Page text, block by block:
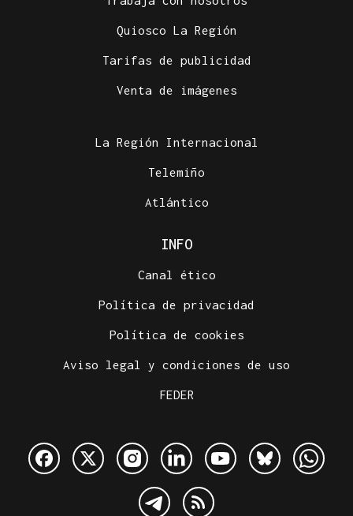
Quiosco La Región
Tarifas de publicidad
Venta de imágenes
La Región Internacional
Telemiño
Atlántico
INFO
Canal ético
Política de privacidad
Política de cookies
Aviso legal y condiciones de uso
FEDER